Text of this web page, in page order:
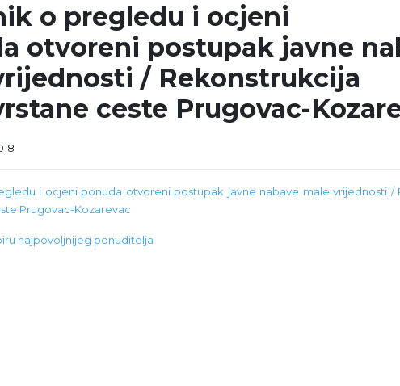
o pregledu i ocjeni
otvoreni postupak javne
/ Rekonstrukcija
ceste Prugovac-
i ocjeni ponuda otvoreni postupak javne nabave male vrijednosti /
Prugovac-Kozarevac
najpovoljnijeg ponuditelja